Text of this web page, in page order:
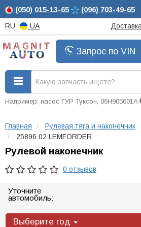
(050) 015-13-65 (096) 703-49-65
RU UA
Запрос по VIN
Например: насос ГУР Туксон, 06H905601A
Главная
Рулевая тяга и наконечник
25896 02 LEMFORDER
Рулевой наконечник
0 отзывов
Уточните
автомобиль:
Выберите год